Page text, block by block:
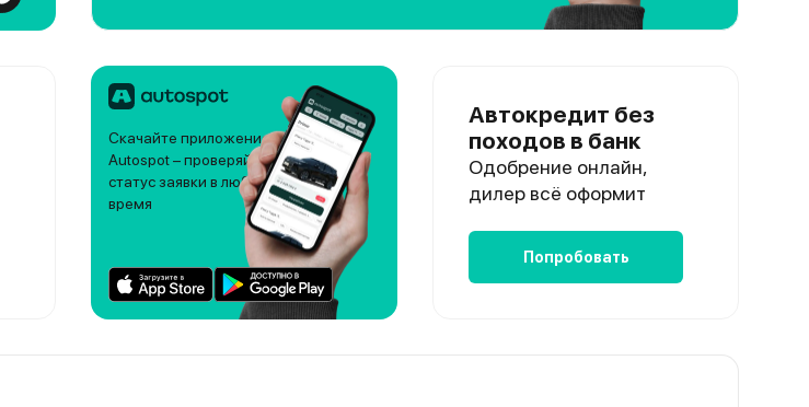
Скачайте приложение
Autospot – проверяйте
статус заявки в любое
время
Автокредит без
походов в банк
Одобрение онлайн,
дилер всё оформит
Попробовать